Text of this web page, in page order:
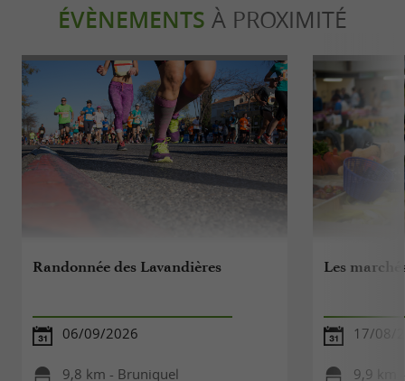
ÉVÈNEMENTS À PROXIMITÉ
Randonnée des Lavandières
06/09/2026
9,8 km - Bruniquel
Les
17/08/
9,9 km